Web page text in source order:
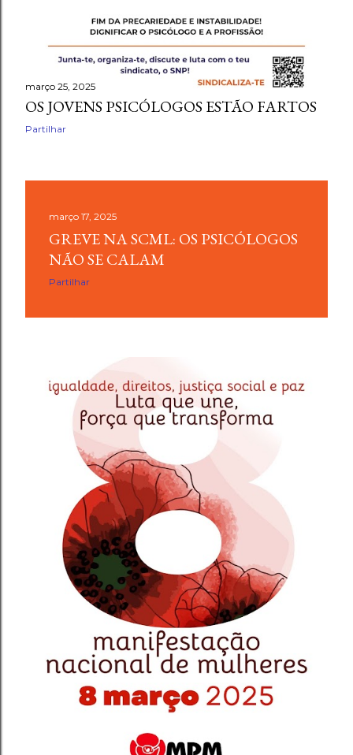
março 25, 2025
OS JOVENS PSICÓLOGOS ESTÃO FARTOS
Partilhar
março 17, 2025
GREVE NA SCML: OS PSICÓLOGOS
NÃO SE CALAM
Partilhar